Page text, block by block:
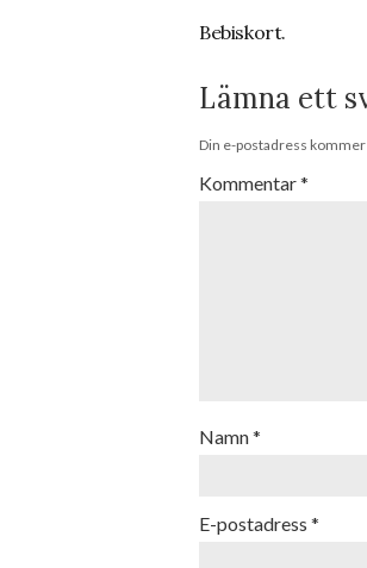
Bebiskort.
Lämna ett
Din e-postadress
Kommentar*
Namn*
E-postadress *